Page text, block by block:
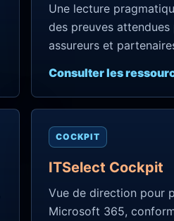
Une lecture
des preuves attendues
assureurs et
Consulter les
COCKPIT
ITSelect Cockpit
Vue de direction pour
Microsoft 365,